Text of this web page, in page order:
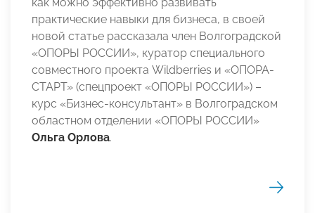
практические навыки для бизнеса, в своей
новой статье рассказала член Волгоградской
«ОПОРЫ РОССИИ», куратор специального
совместного проекта Wildberries и «ОПОРА-
СТАРТ» (спецпроект «ОПОРЫ РОССИИ») –
курс «Бизнес-консультант» в Волгоградском
областном отделении «ОПОРЫ РОССИИ»
Ольга Орлова.